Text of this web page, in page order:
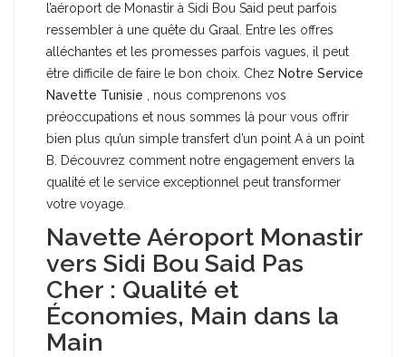
l’aéroport de Monastir à Sidi Bou Said peut parfois
ressembler à une quête du Graal. Entre les offres
alléchantes et les promesses parfois vagues, il peut
être difficile de faire le bon choix. Chez Notre Service
Navette Tunisie
, nous comprenons vos
préoccupations et nous sommes là pour vous offrir
bien plus qu’un simple transfert d’un point A à un point
B. Découvrez comment notre engagement envers la
qualité et le service exceptionnel peut transformer
votre voyage.
Navette Aéroport Monastir
vers Sidi Bou Said Pas
Cher : Qualité et
Économies, Main dans la
Main